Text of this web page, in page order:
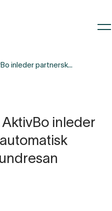
Momentum och AktivBo inleder partnerskap för automatisk uppföljning av kundresan
inleder